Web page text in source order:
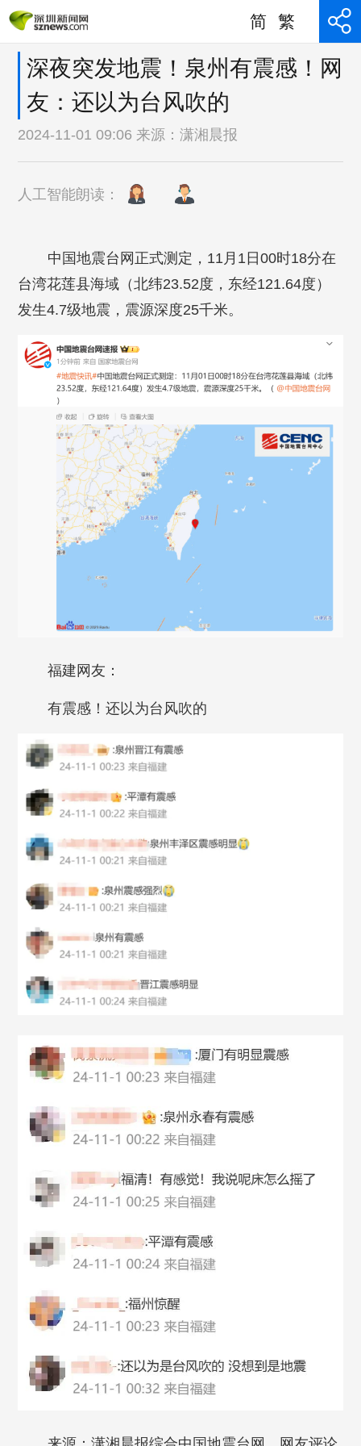
简 繁
深夜突发地震！泉州有震感！网
友：还以为台风吹的
2024-11-01 09:06 来源：潇湘晨报
人工智能朗读：
中国地震台网正式测定，11月1日00时18分在
台湾花莲县海域（北纬23.52度，东经121.64度）
发生4.7级地震，震源深度25千米。
福建网友：
有震感！还以为台风吹的